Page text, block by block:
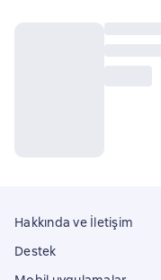
Hakkında ve İletişim
Destek